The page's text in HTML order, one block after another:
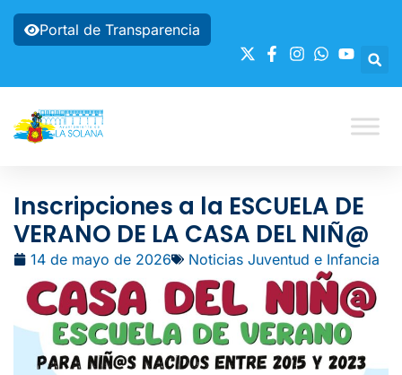
Portal de Transparencia
Inscripciones a la ESCUELA DE
VERANO DE LA CASA DEL NIÑ@
14 de mayo de 2026 Noticias Juventud e Infancia